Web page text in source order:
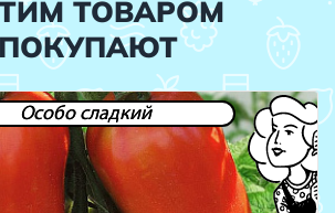
ТОВАРОМ
ПОКУПАЮТ
Особо сладкий